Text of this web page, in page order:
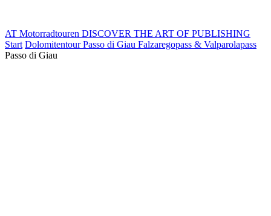
AT Motorradtouren DISCOVER THE ART OF PUBLISHING
Start Dolomitentour Passo di Giau Falzaregopass & Valparolapass
Passo di Giau